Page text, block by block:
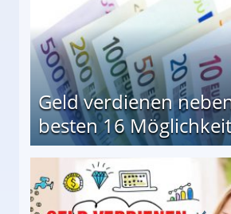
Geld verdienen
besten 16